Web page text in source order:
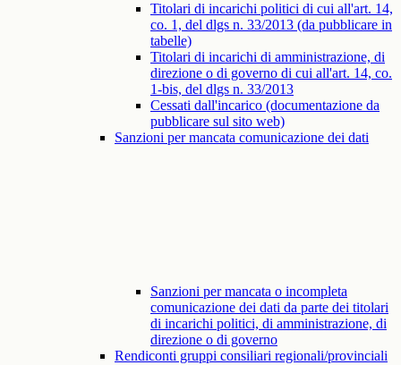
Titolari di incarichi politici di cui all'art. 14,
co. 1, del dlgs n. 33/2013 (da pubblicare in
tabelle)
Titolari di incarichi di amministrazione, di
direzione o di governo di cui all'art. 14, co.
1-bis, del dlgs n. 33/2013
Cessati dall'incarico (documentazione da
pubblicare sul sito web)
Sanzioni per mancata comunicazione dei dati
Sanzioni per mancata o incompleta
comunicazione dei dati da parte dei titolari
di incarichi politici, di amministrazione, di
direzione o di governo
Rendiconti gruppi consiliari regionali/provinciali